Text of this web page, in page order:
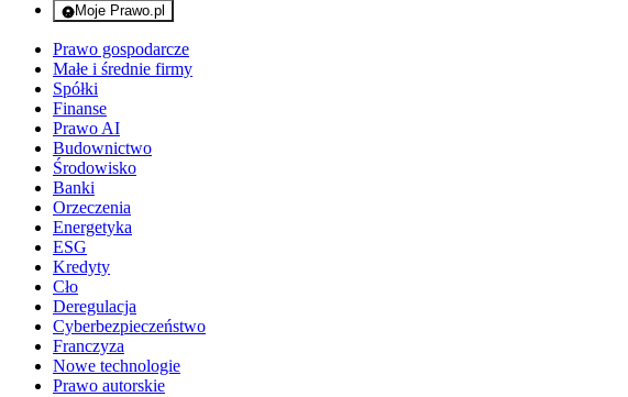
Moje Prawo.pl
- rejestracja i logowanie do serwisu
Prawo gospodarcze
Małe i średnie firmy
Spółki
Finanse
Prawo AI
Budownictwo
Środowisko
Banki
Orzeczenia
Energetyka
ESG
Kredyty
Cło
Deregulacja
Cyberbezpieczeństwo
Franczyza
Nowe technologie
Prawo autorskie